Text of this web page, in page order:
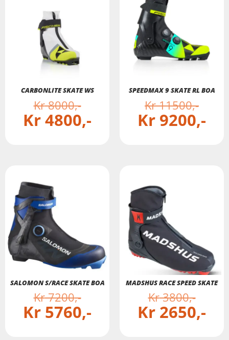
CARBONLITE SKATE WS
Kr8000
Kr4800
SPEEDMAX 9 SKATE RL BOA
Kr11500
Kr 9200
SALOMON S/RACE SKATE BOA
Kr7200
Kr 5760
MADSHUS RACE SPEED SKATE
Kr3800
Kr 2650